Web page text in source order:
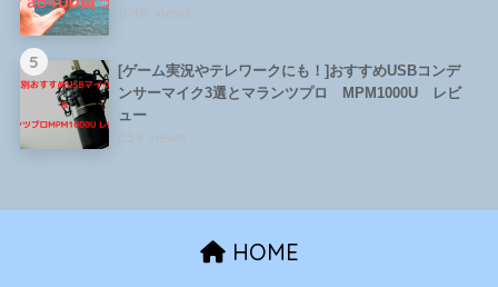
1048 views
5
[ゲーム実況やテレワークにも！]おすすめUSBコンデ
ンサーマイク3選とマランツプロ MPM1000U レビ
ュー
659 views
HOME